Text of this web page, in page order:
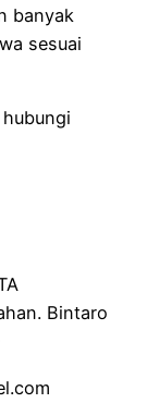
banyak
sesuai
Bintaro